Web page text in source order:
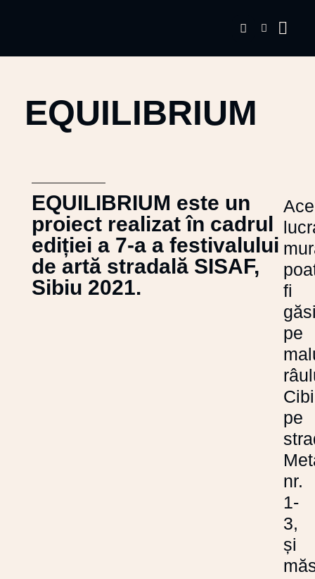
EQUILIBRIUM
EQUILIBRIUM este un
proiect realizat în cadrul
ediției a 7-a a festivalului
de artă stradală SISAF,
Sibiu 2021.
fi
pe
pe
nr.
1-
3,
și